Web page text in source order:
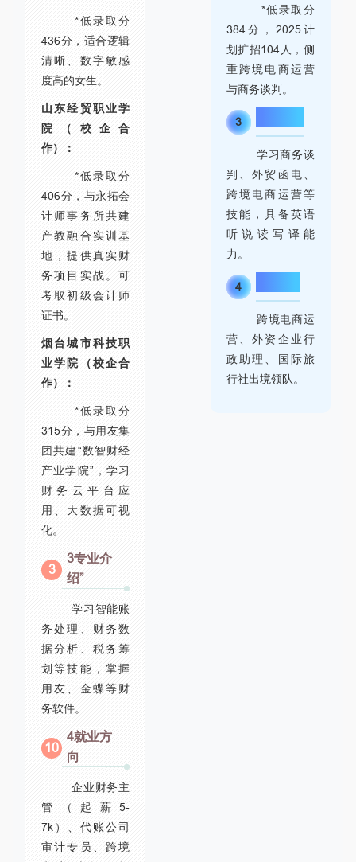
*低录取分
436分，适合逻辑
清晰、数字敏感
度高的女生。
山东经贸职业学
院（校企合
作）：
*低录取分
406分，与永拓会
计师事务所共建
产教融合实训基
地，提供真实财
务项目实战。可
考取初级会计师
证书。
烟台城市科技职
业学院（校企合
作）：
*低录取分
315分，与用友集
团共建“数智财经
产业学院”，学习
财务云平台应
用、大数据可视
化。
3
3专业介
绍”
学习智能账
务处理、财务数
据分析、税务筹
划等技能，掌握
用友、金蝶等财
务软件。
10
4就业方
向
企业财务主
管（起薪5-
7k）、代账公司
审计专员、跨境
*低录取分
384分，2025计
划扩招104人，侧
重跨境电商运营
与商务谈判。
3
学习商务谈
判、外贸函电、
跨境电商运营等
技能，具备英语
听说读写译能
力。
4
跨境电商运
营、外资企业行
政助理、国际旅
行社出境领队。